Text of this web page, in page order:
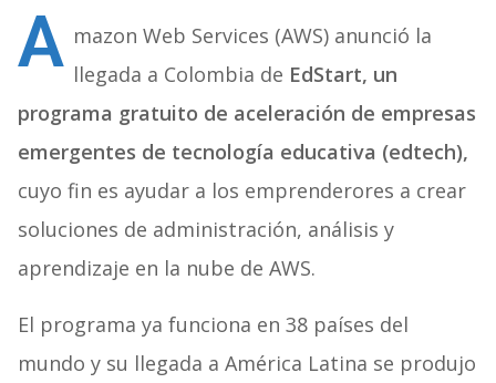
A mazon Web Services (AWS) anunció la
llegada a Colombia de EdStart, un
programa gratuito de aceleración de empresas
emergentes de tecnología educativa (edtech),
cuyo fin es ayudar a los emprenderores a crear
soluciones de administración, análisis y
aprendizaje en la nube de AWS.
El programa ya funciona en 38 países del
mundo y su llegada a América Latina se produjo